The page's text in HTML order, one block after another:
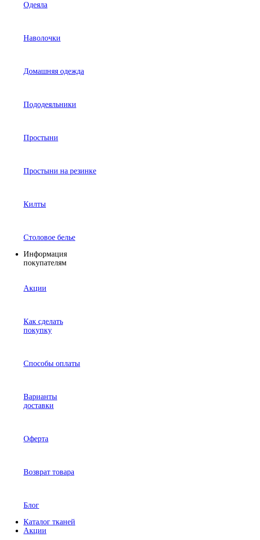
Одеяла
Наволочки
Домашняя одежда
Пододеяльники
Простыни
Простыни на резинке
Килты
Столовое белье
Информация
покупателям
Акции
Как сделать
покупку
Способы оплаты
Варианты
доставки
Оферта
Возврат товара
Блог
Каталог тканей
Акции